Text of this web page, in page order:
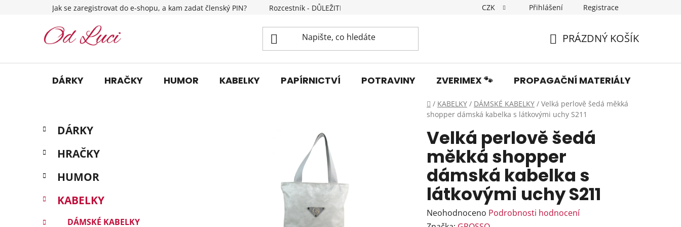
Jak se zaregistrovat do e-shopu, a kam zadat členský PIN? Rozcestník - DŮLEŽITÉ INFORMACE Dopravné Obchodní podmínky Podmínky ochrany
CZK Přihlášení Registrace
KOŠÍK
PRÁZDNÝ KOŠÍK
DÁRKY HRAČKY HUMOR KABELKY PAPÍRNICTVÍ POTRAVINY ZVERIMEX 🐾 PROPAGAČNÍ MATERIÁLY
Domů
/ KABELKY / DÁMSKÉ KABELKY / Velká perlově šedá měkká
shopper dámská kabelka s látkovými uchy S211
P
s
r
n
n
Přeskočit
kategorie
K
a
e
o
i
DÁRKY
HRAČKY
HUMOR
KABELKY
DÁMSKÉ KABELKY
Velká perlově šedá
měkká shopper
dámská kabelka s
látkovými uchy S211
Průměrné
Neohodnoceno Podrobnosti hodnocení